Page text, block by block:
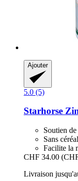
Ajouter
5.0 (5)
Starhorse
Soutien
Sans
Facilite la
CHF 34.00
Livraison